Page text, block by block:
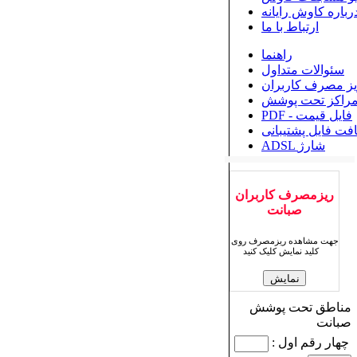
کاوش رایانه
ارتباط با ما
راهنما
سئوالات متداول
مصرف کاربران
مراکز تحت پوشش
PDF - فایل قیمت
فایل پشتیبانی
ADSL شارژ
ریزمصرف کاربران
صبانت
جهت مشاهده ریزمصرف روی
کلید نمایش کلیک کنید
مناطق تحت پوشش
صبانت
چهار رقم اول :